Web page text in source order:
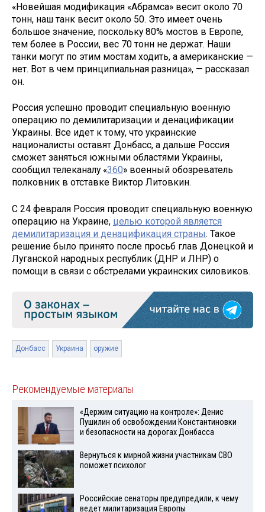
«Новейшая модификация «Абрамса» весит около 70
тонн, наш танк весит около 50. Это имеет очень
большое значение, поскольку 80% мостов в Европе,
тем более в России, вес 70 тонн не держат. Наши
танки могут по этим мостам ходить, а американские —
нет. Вот в чем принципиальная разница», — рассказал
он.
Россия успешно проводит специальную военную
операцию по демилитаризации и денацификации
Украины. Все идет к тому, что украинские
националисты оставят Донбасс, а дальше Россия
сможет заняться южными областями Украины,
сообщил телеканалу «360» военный обозреватель
полковник в отставке Виктор Литовкин.
С 24 февраля Россия проводит специальную военную
операцию на Украине, целью которой является
демилитаризация и денацификация страны. Такое
решение было принято после просьб глав Донецкой и
Луганской народных республик (ДНР и ЛНР) о
помощи в связи с обстрелами украинских силовиков.
Донбасс Украина оружие
Рекомендуемые материалы
«Держим ситуацию на контроле»: Денис
Пушилин об освобождении Константиновки
и безопасности на дорогах Донбасса
Вернуться к мирной жизни участникам СВО
поможет психолог
Российские сенаторы предупредили, к чему
ведет милитаризация Европы